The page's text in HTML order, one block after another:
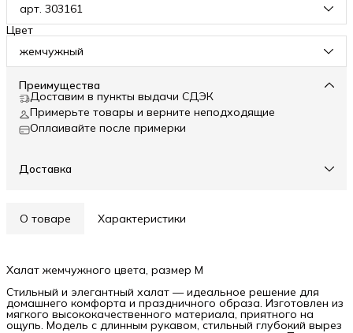
арт. 303161
Цвет
жемчужный
Преимущества
Доставим в пункты выдачи СДЭК
Примерьте товары и верните неподходящие
Оплаивайте после примерки
Доставка
О товаре Характеристики
Халат жемчужного цвета, размер M
Стильный и элегантный халат — идеальное решение для
домашнего комфорта и праздничного образа. Изготовлен из
мягкого высококачественного материала, приятного на
ощупь. Модель с длинным рукавом, стильный глубокий вырез